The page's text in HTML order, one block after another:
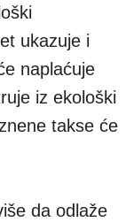
ukazuje i
naplaćuje
iz ekološki
takse će
da odlaže